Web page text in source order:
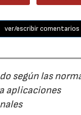
ver/escribir comentarios
según las
aplicaciones